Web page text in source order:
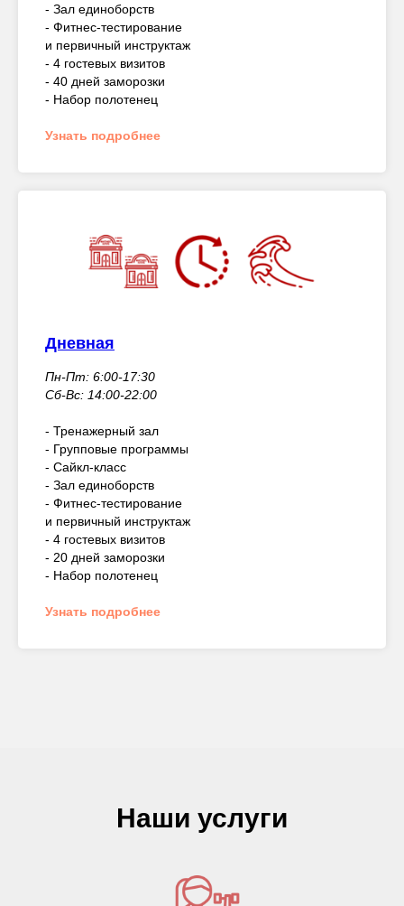
- Зал единоборств
- Фитнес-тестирование
и первичный инструктаж
- 4 гостевых визитов
- 40 дней заморозки
- Набор полотенец
Узнать подробнее
Дневная
Пн-Пт: 6:00-17:30
Сб-Вс: 14:00-22:00
- Тренажерный зал
- Групповые программы
- Сайкл-класс
- Зал единоборств
- Фитнес-тестирование
и первичный инструктаж
- 4 гостевых визитов
- 20 дней заморозки
- Набор полотенец
Узнать подробнее
Наши услуги